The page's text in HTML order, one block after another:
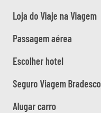
Loja do Viaje na Viagem
Passagem aérea
Escolher hotel
Seguro Viagem Bradesco
Alugar carro